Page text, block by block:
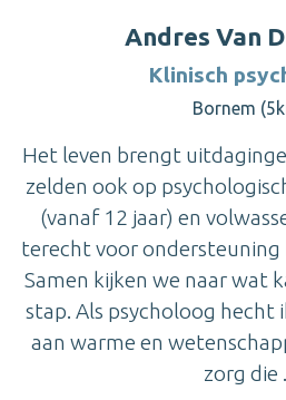
Andres Van
Klinisch
Bornem
Het leven brengt
zelden ook op
(vanaf 12 jaar) en
terecht voor ondersteuning
Samen kijken we naar wat
stap. Als psycholoog hecht
aan warme en
zorg die